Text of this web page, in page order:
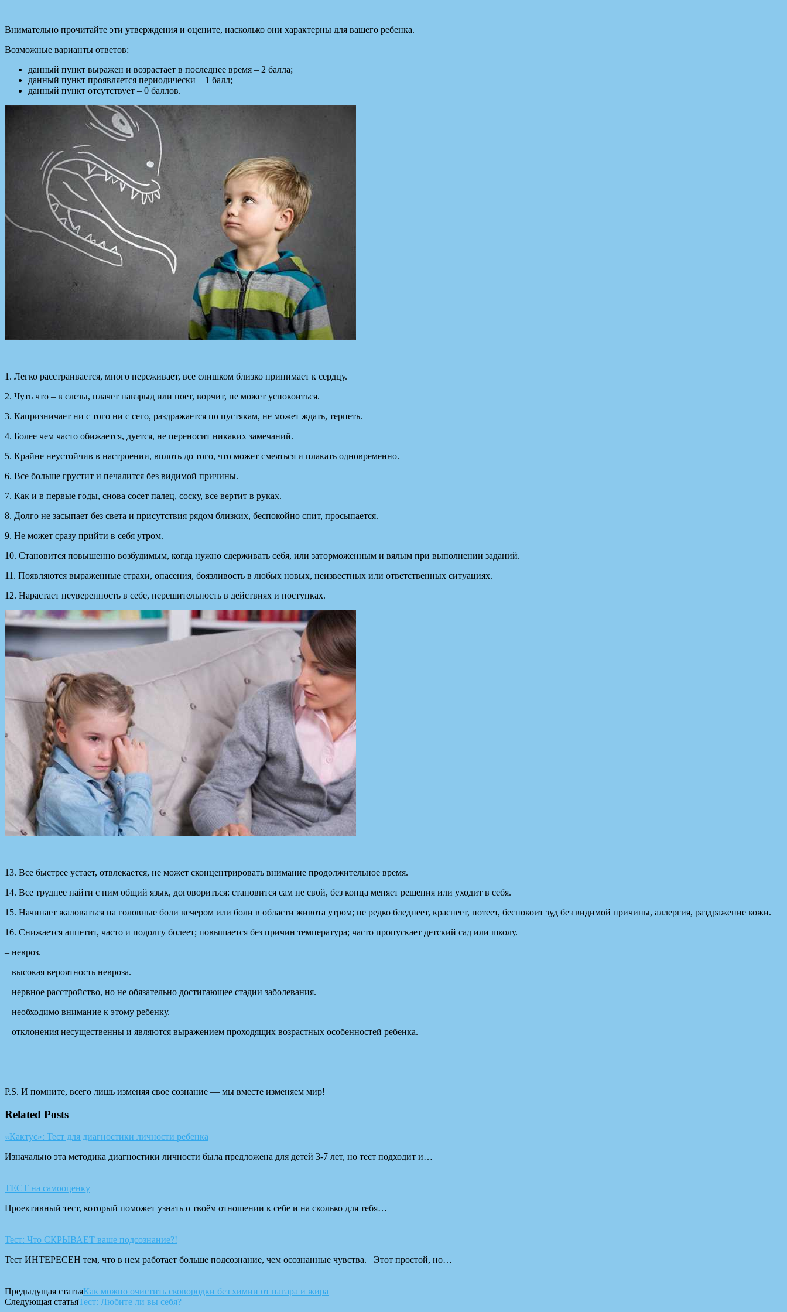
Внимательно прочитайте эти утверждения и оцените, насколько они характерны для вашего ребенка.
Возможные варианты ответов:
данный пункт выражен и возрастает в последнее время – 2 балла;
данный пункт проявляется периодически – 1 балл;
данный пункт отсутствует – 0 баллов.
1. Легко расстраивается, много переживает, все слишком близко принимает к сердцу.
2. Чуть что – в слезы, плачет навзрыд или ноет, ворчит, не может успокоиться.
3. Капризничает ни с того ни с сего, раздражается по пустякам, не может ждать, терпеть.
4. Более чем часто обижается, дуется, не переносит никаких замечаний.
5. Крайне неустойчив в настроении, вплоть до того, что может смеяться и плакать одновременно.
6. Все больше грустит и печалится без видимой причины.
7. Как и в первые годы, снова сосет палец, соску, все вертит в руках.
8. Долго не засыпает без света и присутствия рядом близких, беспокойно спит, просыпается.
9. Не может сразу прийти в себя утром.
10. Становится повышенно возбудимым, когда нужно сдерживать себя, или заторможенным и вялым при выполнении заданий.
11. Появляются выраженные страхи, опасения, боязливость в любых новых, неизвестных или ответственных ситуациях.
12. Нарастает неуверенность в себе, нерешительность в действиях и поступках.
13. Все быстрее устает, отвлекается, не может сконцентрировать внимание продолжительное время.
14. Все труднее найти с ним общий язык, договориться: становится сам не свой, без конца меняет решения или уходит в себя.
15. Начинает жаловаться на головные боли вечером или боли в области живота утром; не редко бледнеет, краснеет, потеет, беспокоит зуд без видимой причины, аллергия, раздражение кожи.
16. Снижается аппетит, часто и подолгу болеет; повышается без причин температура; часто пропускает детский сад или школу.
– невроз.
– высокая вероятность невроза.
– нервное расстройство, но не обязательно достигающее стадии заболевания.
– необходимо внимание к этому ребенку.
– отклонения несущественны и являются выражением проходящих возрастных особенностей ребенка.
P.S. И помните, всего лишь изменяя свое сознание — мы вместе изменяем мир!
Related Posts
«Кактус»: Тест для диагностики личности ребенка
Изначально эта методика диагностики личности была предложена для детей 3-7 лет, но тест подходит и…
ТЕСТ на самооценку
Проективный тест, который поможет узнать о твоём отношении к себе и на сколько для тебя…
Тест: Что СКРЫВАЕТ ваше подсознание?!
Тест ИНТЕРЕСЕН тем, что в нем работает больше подсознание, чем осознанные чувства. Этот простой, но…
Предыдущая статьяКак можно очистить сковородки без химии от нагара и жира
Следующая статьяТест: Любите ли вы себя?